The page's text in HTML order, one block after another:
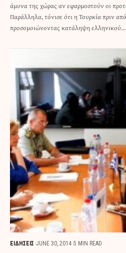
άμυνα της χώρας αν εφαρμοστούν οι
Παράλληλα, τόνισε ότι η Τουρκία πριν
προσομοιώνοντας κατάληψη ελληνικού…
ΕΙΔΗΣΕΙΣ JUNE 30, 2014 5 MIN READ